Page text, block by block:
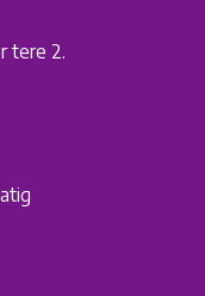
tere 2.